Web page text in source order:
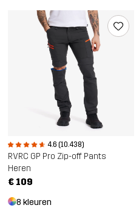
4.6 (10.438)
RVRC GP Pro Zip-off Pants
Heren
€ 109
8 kleuren